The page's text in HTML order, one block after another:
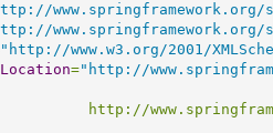
www.springframework.org/
www.springframework.org/
"http://www.w3.org/2001/
="http://